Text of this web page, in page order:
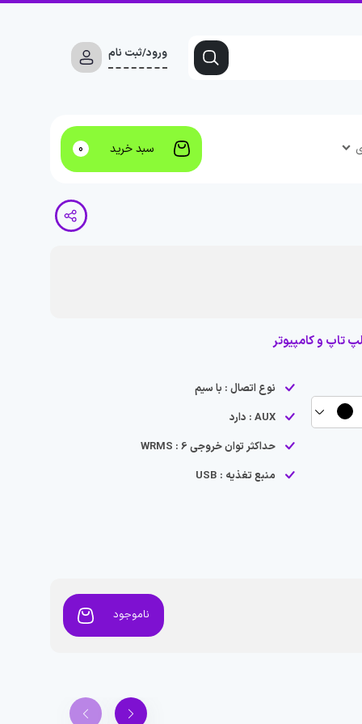
ورود/ثبت نام
سبد خرید 0
تاپ و کامپیوتر
نوع اتصال : با سیم
AUX : دارد
حداکثر توان خروجی WRMS : 6
منبع تغذیه : USB
ناموجود